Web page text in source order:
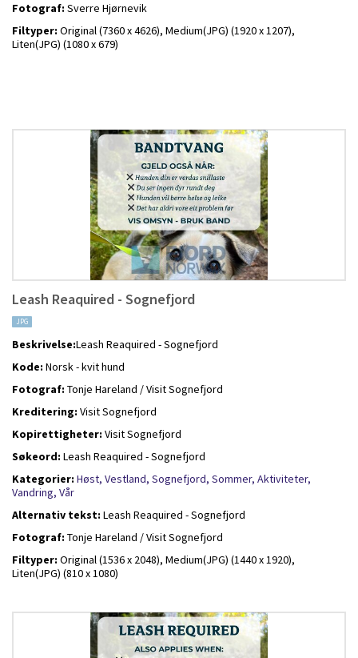
Fotograf: Sverre Hjørnevik
Filtyper: Original (7360 x 4626), Medium(JPG) (1920 x 1207),
Liten(JPG) (1080 x 679)
Leash Reaquired - Sognefjord
JPG
Beskrivelse:Leash Reaquired - Sognefjord
Kode: Norsk - kvit hund
Fotograf: Tonje Hareland / Visit Sognefjord
Kreditering: Visit Sognefjord
Kopirettigheter: Visit Sognefjord
Søkeord: Leash Reaquired - Sognefjord
Kategorier: Høst, Vestland, Sognefjord, Sommer, Aktiviteter,
Vandring, Vår
Alternativ tekst: Leash Reaquired - Sognefjord
Fotograf: Tonje Hareland / Visit Sognefjord
Filtyper: Original (1536 x 2048), Medium(JPG) (1440 x 1920),
Liten(JPG) (810 x 1080)